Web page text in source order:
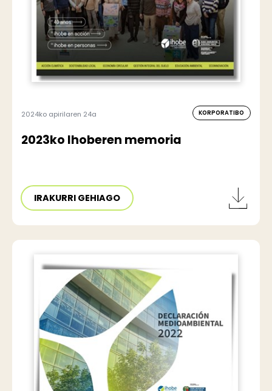
2024ko apirilaren 24a KORPORATIBO
2023ko Ihoberen memoria
IRAKURRI GEHIAGO